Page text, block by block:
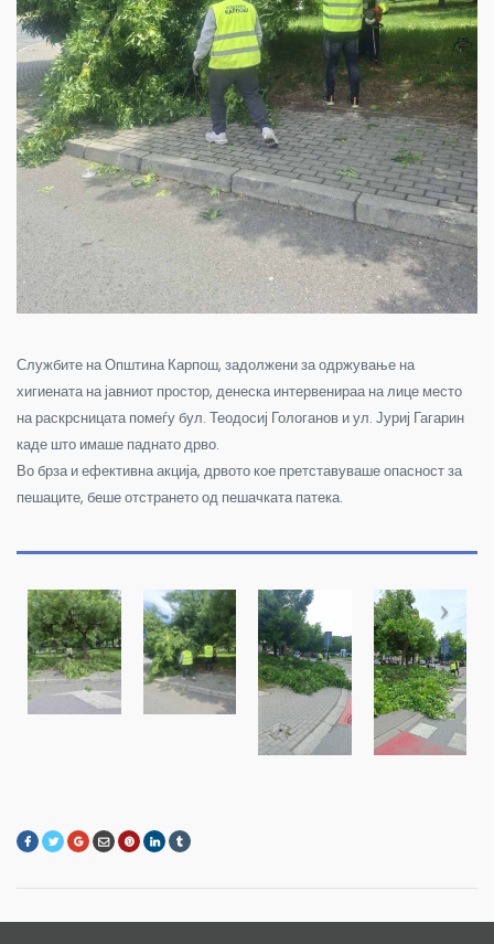
Службите на Општина Карпош, задолжени за одржување на
хигиената на јавниот простор, денеска интервенираа на лице место
на раскрсницата помеѓу бул. Теодосиј Гологанов и ул. Јуриј Гагарин
каде што имаше паднато дрво.
Во брза и ефективна акција, дрвото кое претставуваше опасност за
пешаците, беше отстрането од пешачката патека.